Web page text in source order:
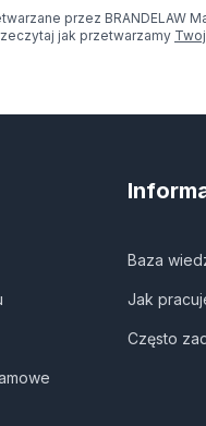
przez BRANDELAW
jak przetwarzamy
Baza
Jak
Często